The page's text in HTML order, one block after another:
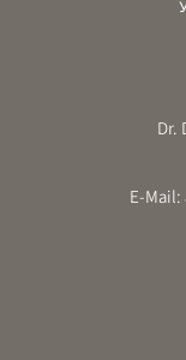
Dr.
E-Mail: